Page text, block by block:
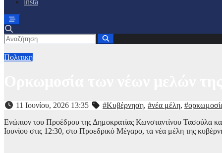
Πολιτικη
11 Ιουνίου, 2026 13:35 #Κυβέρνηση, #νέα μέλη,
Ενώπιον του Προέδρου της Δημοκρατίας Κωνσταντίνου Τασούλα
Ιουνίου στις 12:30, στο Προεδρικό Μέγαρο, τα νέα μέλη της